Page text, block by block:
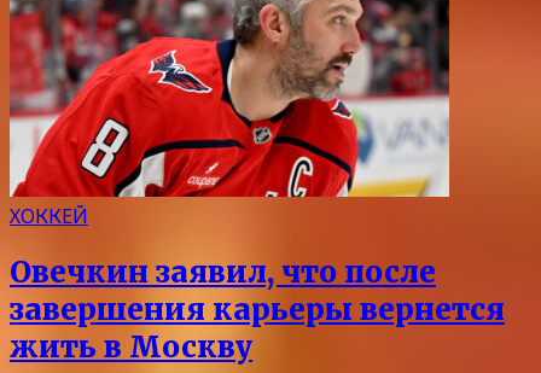
ХОККЕЙ
Овечкин заявил, что после
завершения карьеры вернется
жить в Москву